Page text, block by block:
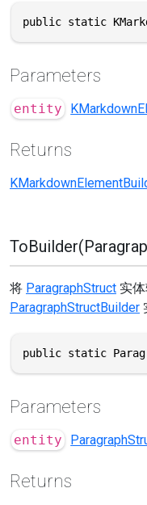
public static
Parameters
entity
Returns
将 ParagraphStruct 实
ParagraphStructBuilder
public static
Parameters
entity
Returns